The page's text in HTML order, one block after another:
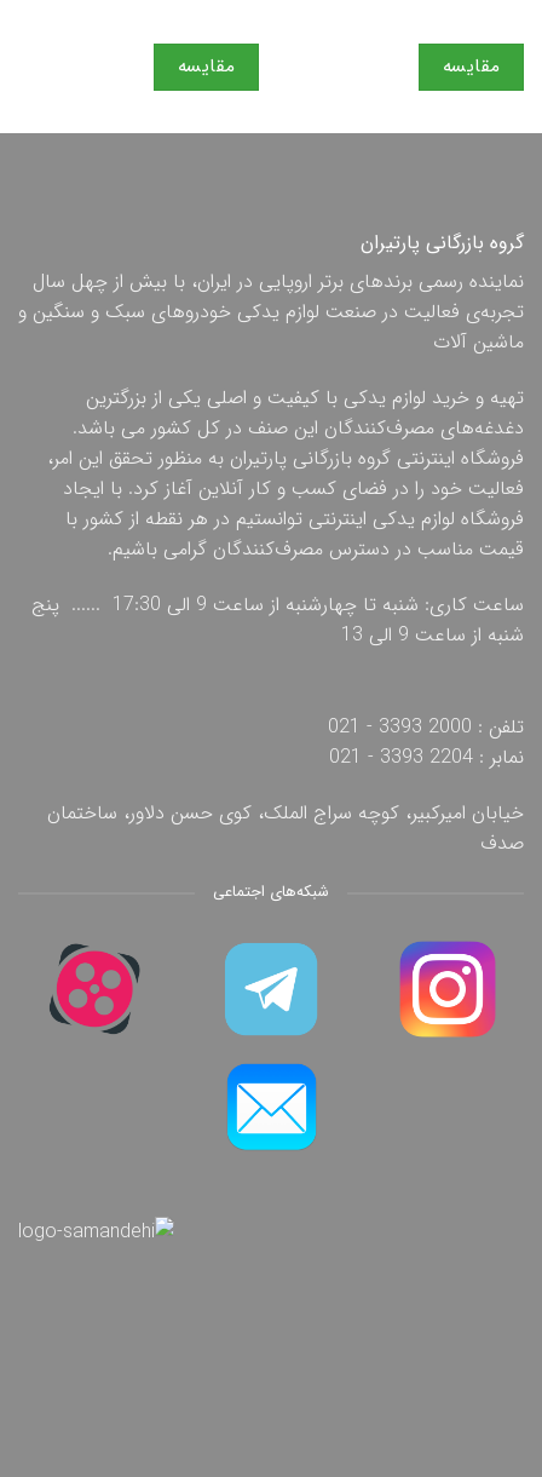
مقایسه مقایسه
گروه بازرگانی پارتیران
نماینده رسمی برندهای برتر اروپایی در ایران، با بیش از چهل سال
تجربه‌ی فعالیت در صنعت لوازم یدکی خودروهای سبک و سنگین و
ماشین آلات
تهیه و خرید لوازم یدکی با کیفیت و اصلی یکی از بزرگترین
دغدغه‌های مصرف‌کنندگان این صنف در کل کشور می باشد.
فروشگاه اینترنتی گروه بازرگانی پارتیران به منظور تحقق این امر،
فعالیت خود را در فضای کسب و کار آنلاین آغاز کرد. با ایجاد
فروشگاه لوازم یدکی اینترنتی توانستیم در هر نقطه از کشور با
قیمت مناسب در دسترس مصرف‌کنندگان گرامی باشیم.
ساعت کاری: شنبه تا چهارشنبه از ساعت 9 الی 17:30 ...... پنج
شنبه از ساعت 9 الی 13
تلفن : 2000 3393 - 021
نمابر : 2204 3393 - 021
خیابان امیرکبیر، کوچه سراج الملک، کوی حسن دلاور، ساختمان
صدف
شبکه‌های اجتماعی